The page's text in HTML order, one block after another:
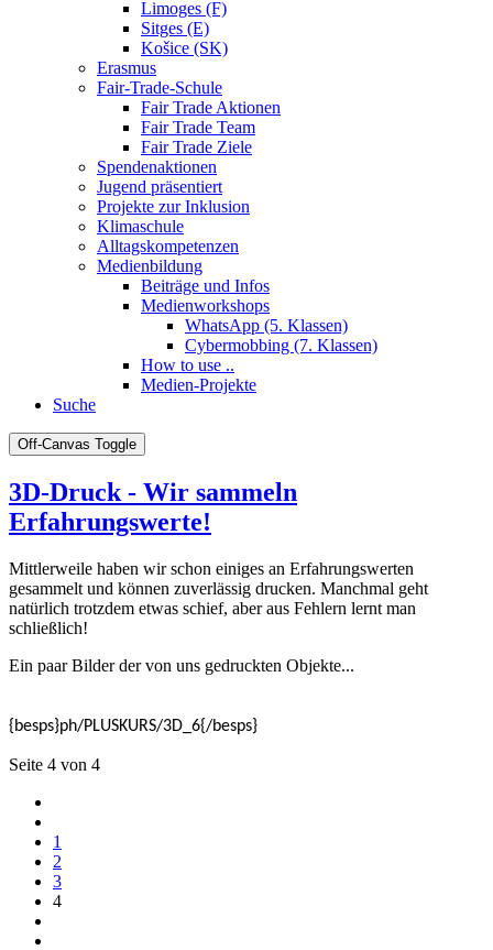
Limoges (F)
Sitges (E)
Košice (SK)
Erasmus
Fair-Trade-Schule
Fair Trade Aktionen
Fair Trade Team
Fair Trade Ziele
Spendenaktionen
Jugend präsentiert
Projekte zur Inklusion
Klimaschule
Alltagskompetenzen
Medienbildung
Beiträge und Infos
Medienworkshops
WhatsApp (5. Klassen)
Cybermobbing (7. Klassen)
How to use ..
Medien-Projekte
Suche
Off-Canvas Toggle
3D-Druck - Wir sammeln
Erfahrungswerte!
Mittlerweile haben wir schon einiges an Erfahrungswerten
gesammelt und können zuverlässig drucken. Manchmal geht
natürlich trotzdem etwas schief, aber aus Fehlern lernt man
schließlich!
Ein paar Bilder der von uns gedruckten Objekte...
{besps}ph/PLUSKURS/3D_6{/besps}
Seite 4 von 4
1
2
3
4